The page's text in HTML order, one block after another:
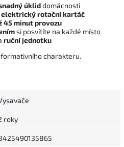
úkliddomácnosti
elektrický rotační kartáč
45 minut provozu
si posvítíte na každé místo
ruční jednotku
charakteru.
roky